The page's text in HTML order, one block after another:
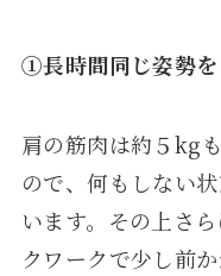
①長時間同じ姿勢
肩の筋肉は約５kg
ので、何もしない
います。その上さ
クワークで少し前